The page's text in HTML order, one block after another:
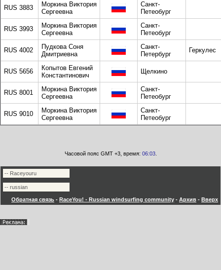
RUS 3883
Моркина Виктория
Сергеевна
Санкт-
Петеобург
RUS 3993
Моркина Виктория
Сергеевна
Санкт-
Петеобург
RUS 4002
Пудкова Соня
Дмитриевна
Санкт-
Петербург
Геркулес
RUS 5656
Копытов Евгений
Константинович
Щелкино
RUS 8001
Моркина Виктория
Сергеевна
Санкт-
Петеобург
RUS 9010
Моркина Виктория
Сергеевна
Санкт-
Петеобург
Часовой пояс GMT +3, время: 06:03.
Обратная связь - RaceYou! - Russian windsurfing community - Архив - Вверх